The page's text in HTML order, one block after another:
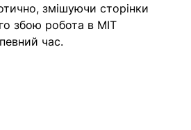
змішуючи сторінки
збою робота в MIT
час.